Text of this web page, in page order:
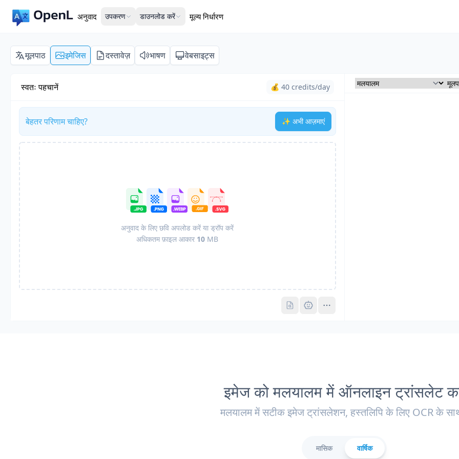
अनुवाद उपकरण डाउनलोड करें मूल्य निर्धारण
मूलपाठ इमेजिस दस्तावेज़ भाषण वेबसाइट्स
स्वतः पहचानें 💰 40 credits/day
बेहतर परिणाम चाहिए? ✨ अभी आज़माएं
अनुवाद के लिए छवि अपलोड करें या ड्रॉप करें
अधिकतम फ़ाइल आकार 10 MB
Pro
इमेज को मलयालम में ऑनलाइन ट्रांसलेट
मलयालम में सटीक इमेज ट्रांसलेशन, हस्तलिपि के लिए OCR के
मासिक वार्षिक